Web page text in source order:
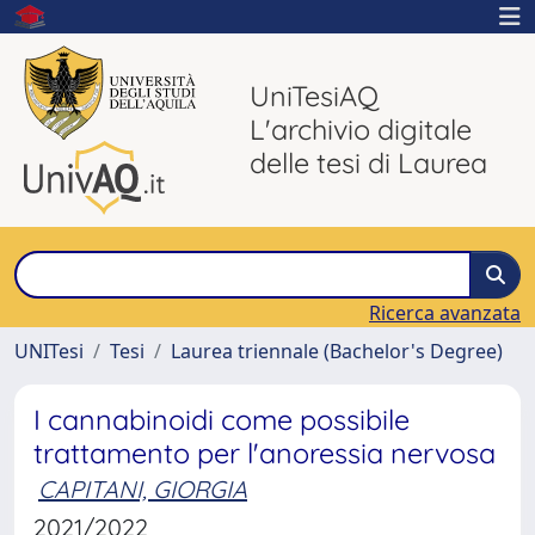
UniTesiAQ
L'archivio digitale
delle tesi di Laurea
Ricerca avanzata
UNITesi
Tesi Laurea triennale (Bachelor's Degree)
I cannabinoidi come possibile
trattamento per l'anoressia nervosa
CAPITANI, GIORGIA
2021/2022